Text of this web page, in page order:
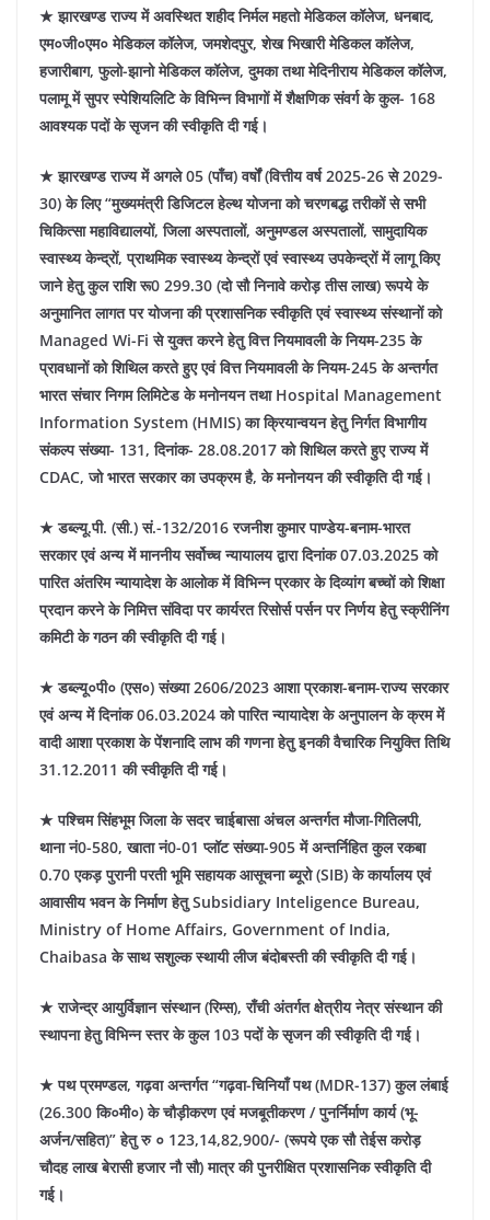
★ झारखण्ड राज्य में अवस्थित शहीद निर्मल महतो मेडिकल कॉलेज, धनबाद,
एम०जी०एम० मेडिकल कॉलेज, जमशेदपुर, शेख भिखारी मेडिकल कॉलेज,
हजारीबाग, फुलो-झानो मेडिकल कॉलेज, दुमका तथा मेदिनीराय मेडिकल कॉलेज,
पलामू में सुपर स्पेशियलिटि के विभिन्न विभागों में शैक्षणिक संवर्ग के कुल- 168
आवश्यक पदों के सृजन की स्वीकृति दी गई।
★ झारखण्ड राज्य में अगले 05 (पाँच) वर्षों (वित्तीय वर्ष 2025-26 से 2029-
30) के लिए “मुख्यमंत्री डिजिटल हेल्थ योजना को चरणबद्ध तरीकों से सभी
चिकित्सा महाविद्यालयों, जिला अस्पतालों, अनुमण्डल अस्पतालों, सामुदायिक
स्वास्थ्य केन्द्रों, प्राथमिक स्वास्थ्य केन्द्रों एवं स्वास्थ्य उपकेन्द्रों में लागू किए
जाने हेतु कुल राशि रू0 299.30 (दो सौ निनावे करोड़ तीस लाख) रूपये के
अनुमानित लागत पर योजना की प्रशासनिक स्वीकृति एवं स्वास्थ्य संस्थानों को
Managed Wi-Fi से युक्त करने हेतु वित्त नियमावली के नियम-235 के
प्रावधानों को शिथिल करते हुए एवं वित्त नियमावली के नियम-245 के अन्तर्गत
भारत संचार निगम लिमिटेड के मनोनयन तथा Hospital Management
Information System (HMIS) का क्रियान्वयन हेतु निर्गत विभागीय
संकल्प संख्या- 131, दिनांक- 28.08.2017 को शिथिल करते हुए राज्य में
CDAC, जो भारत सरकार का उपक्रम है, के मनोनयन की स्वीकृति दी गई।
★ डब्ल्यू.पी. (सी.) सं.-132/2016 रजनीश कुमार पाण्डेय-बनाम-भारत
सरकार एवं अन्य में माननीय सर्वोच्च न्यायालय द्वारा दिनांक 07.03.2025 को
पारित अंतरिम न्यायादेश के आलोक में विभिन्न प्रकार के दिव्यांग बच्चों को शिक्षा
प्रदान करने के निमित्त संविदा पर कार्यरत रिसोर्स पर्सन पर निर्णय हेतु स्क्रीनिंग
कमिटी के गठन की स्वीकृति दी गई।
★ डब्ल्यू०पी० (एस०) संख्या 2606/2023 आशा प्रकाश-बनाम-राज्य सरकार
एवं अन्य में दिनांक 06.03.2024 को पारित न्यायादेश के अनुपालन के क्रम में
वादी आशा प्रकाश के पेंशनादि लाभ की गणना हेतु इनकी वैचारिक नियुक्ति तिथि
31.12.2011 की स्वीकृति दी गई।
★ पश्चिम सिंहभूम जिला के सदर चाईबासा अंचल अन्तर्गत मौजा-गितिलपी,
थाना नं0-580, खाता नं0-01 प्लॉट संख्या-905 में अन्तर्निहित कुल रकबा
0.70 एकड़ पुरानी परती भूमि सहायक आसूचना ब्यूरो (SIB) के कार्यालय एवं
आवासीय भवन के निर्माण हेतु Subsidiary Inteligence Bureau,
Ministry of Home Affairs, Government of India,
Chaibasa के साथ सशुल्क स्थायी लीज बंदोबस्ती की स्वीकृति दी गई।
★ राजेन्द्र आयुर्विज्ञान संस्थान (रिम्स), राँची अंतर्गत क्षेत्रीय नेत्र संस्थान की
स्थापना हेतु विभिन्न स्तर के कुल 103 पदों के सृजन की स्वीकृति दी गई।
★ पथ प्रमण्डल, गढ़वा अन्तर्गत “गढ़वा-चिनियाँ पथ (MDR-137) कुल लंबाई
(26.300 कि०मी०) के चौड़ीकरण एवं मजबूतीकरण / पुनर्निर्माण कार्य (भू-
अर्जन/सहित)” हेतु रु ० 123,14,82,900/- (रूपये एक सौ तेईस करोड़
चौदह लाख बेरासी हजार नौ सौ) मात्र की पुनरीक्षित प्रशासनिक स्वीकृति दी
गई।